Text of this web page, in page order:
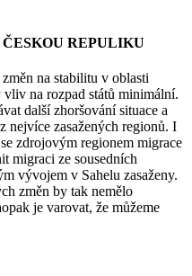
REPULIKU
na stabilitu v oblasti
na rozpad států minimální.
další zhoršování situace a
nejvíce zasažených regionů. I
zdrojovým regionem migrace
migraci ze sousedních
vývojem v Sahelu zasaženy.
změn by tak nemělo
je varovat, že můžeme